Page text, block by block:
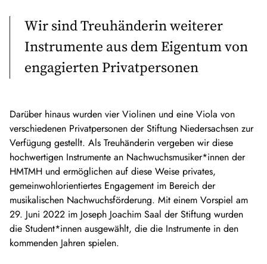
Wir sind Treuhänderin weiterer
Instrumente aus dem Eigentum von
engagierten Privatpersonen
Darüber hinaus wurden vier Violinen und eine Viola von
verschiedenen Privatpersonen der Stiftung Niedersachsen zur
Verfügung gestellt. Als Treuhänderin vergeben wir diese
hochwertigen Instrumente an Nachwuchsmusiker*innen der
HMTMH und ermöglichen auf diese Weise privates,
gemeinwohlorientiertes Engagement im Bereich der
musikalischen Nachwuchsförderung. Mit einem Vorspiel am
29. Juni 2022 im Joseph Joachim Saal der Stiftung wurden
die Student*innen ausgewählt, die die Instrumente in den
kommenden Jahren spielen.